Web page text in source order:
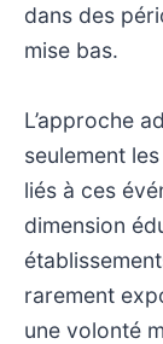
dans des
mise bas.
L’approche
seulement
liés à ces
dimension
rarement
une volonté